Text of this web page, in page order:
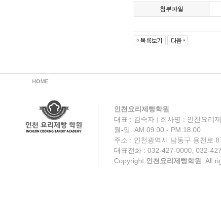
첨부파일
HOME
인천요리제빵학원
대표 : 김숙자 | 회사명 : 인천요리
월-일. AM:09.00 - PM:18.00
주소 : 인천광역시 남동구 용천로
대표전화 : 032-427-0000, 032-
Copyright 인천요리제빵학원 . All